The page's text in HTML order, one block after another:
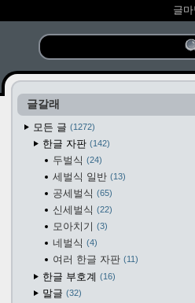
글
글갈래
모든 글
1272
한글 자판 142
두벌식 24
세벌식 일반 13
공세벌식 65
신세벌식 22
모아치기 3
네벌식 4
여러 한글 자판 11
한글 부호계 16
말글 32